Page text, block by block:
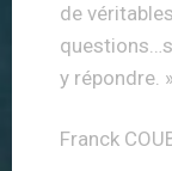
de véritables
y répondre. »
Franck